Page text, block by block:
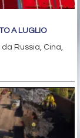
A LUGLIO
Russia, Cina,